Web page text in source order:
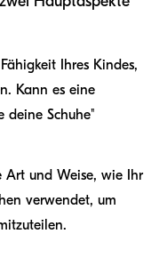
Ihres Kindes,
Kann es eine
deine Schuhe"
Art und Weise, wie Ihr
verwendet, um